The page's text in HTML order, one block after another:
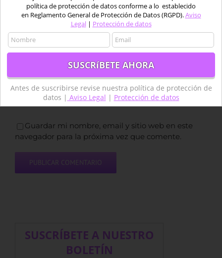
Guardar mi nombre, email y sitio web en este
navegador para la próxima vez que comente.
SUSCRÍBETE A NUESTRO
BOLETÍN
política de protección de datos conforme a lo establecido
en Reglamento General de Protección de Datos (RGPD).Aviso
Legal| Protección de datos
Antes de suscribirse revise nuestra política de protección de
datos | Aviso Legal | Protección de datos